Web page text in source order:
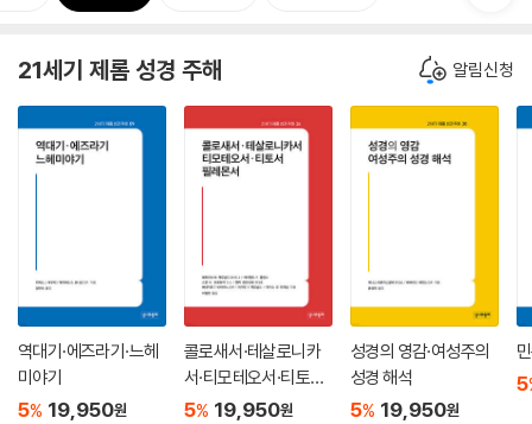
21세기 제롬 성경 주해 알림신청
역대기·에즈라기·느헤
미야기
5% 19,950원
콜로새서·테살로니카
서·티모테오서·티토서·
필레몬서
5% 19,950원
성경의 영감·여성주의
성경 해석
5% 19,950원
5